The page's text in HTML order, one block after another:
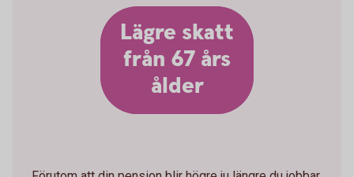
Lägre skatt
från 67 års
ålder